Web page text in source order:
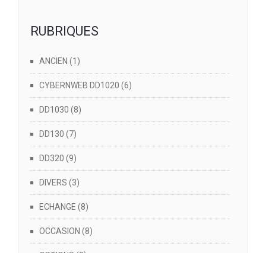
RUBRIQUES
ANCIEN (1)
CYBERNWEB DD1020 (6)
DD1030 (8)
DD130 (7)
DD320 (9)
DIVERS (3)
ECHANGE (8)
OCCASION (8)